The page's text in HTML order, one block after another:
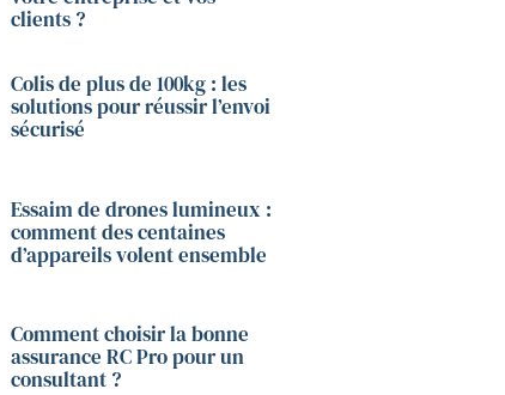
clients ?
Colis de plus de 100kg : les
solutions pour réussir l’envoi
sécurisé
Essaim de drones lumineux :
comment des centaines
d’appareils volent ensemble
Comment choisir la bonne
assurance RC Pro pour un
consultant ?